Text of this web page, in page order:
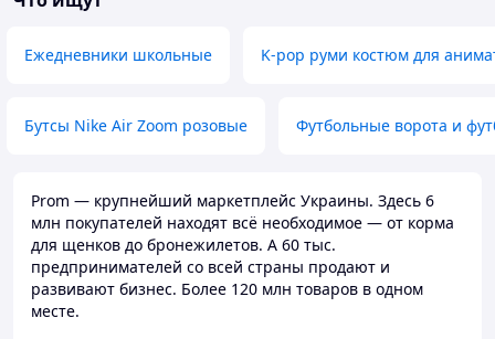
Ежедневники школьные K-pop руми костюм для
Бутсы Nike Air Zoom розовые Футбольные ворота и
Prom — крупнейший маркетплейс Украины. Здесь 6
млн покупателей находят всё необходимое — от корма
для щенков до бронежилетов. А 60 тыс.
предпринимателей со всей страны продают и
развивают бизнес. Более 120 млн товаров в одном
месте.